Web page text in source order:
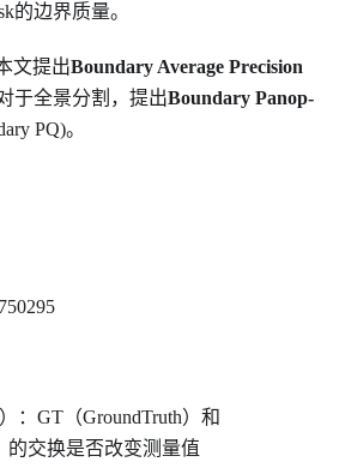
的边界质量。
文提出Boundary Average Precision
于全景分割，提出Boundary Panop-
PQ)。
：GT（GroundTruth）和
的交换是否改变测量值